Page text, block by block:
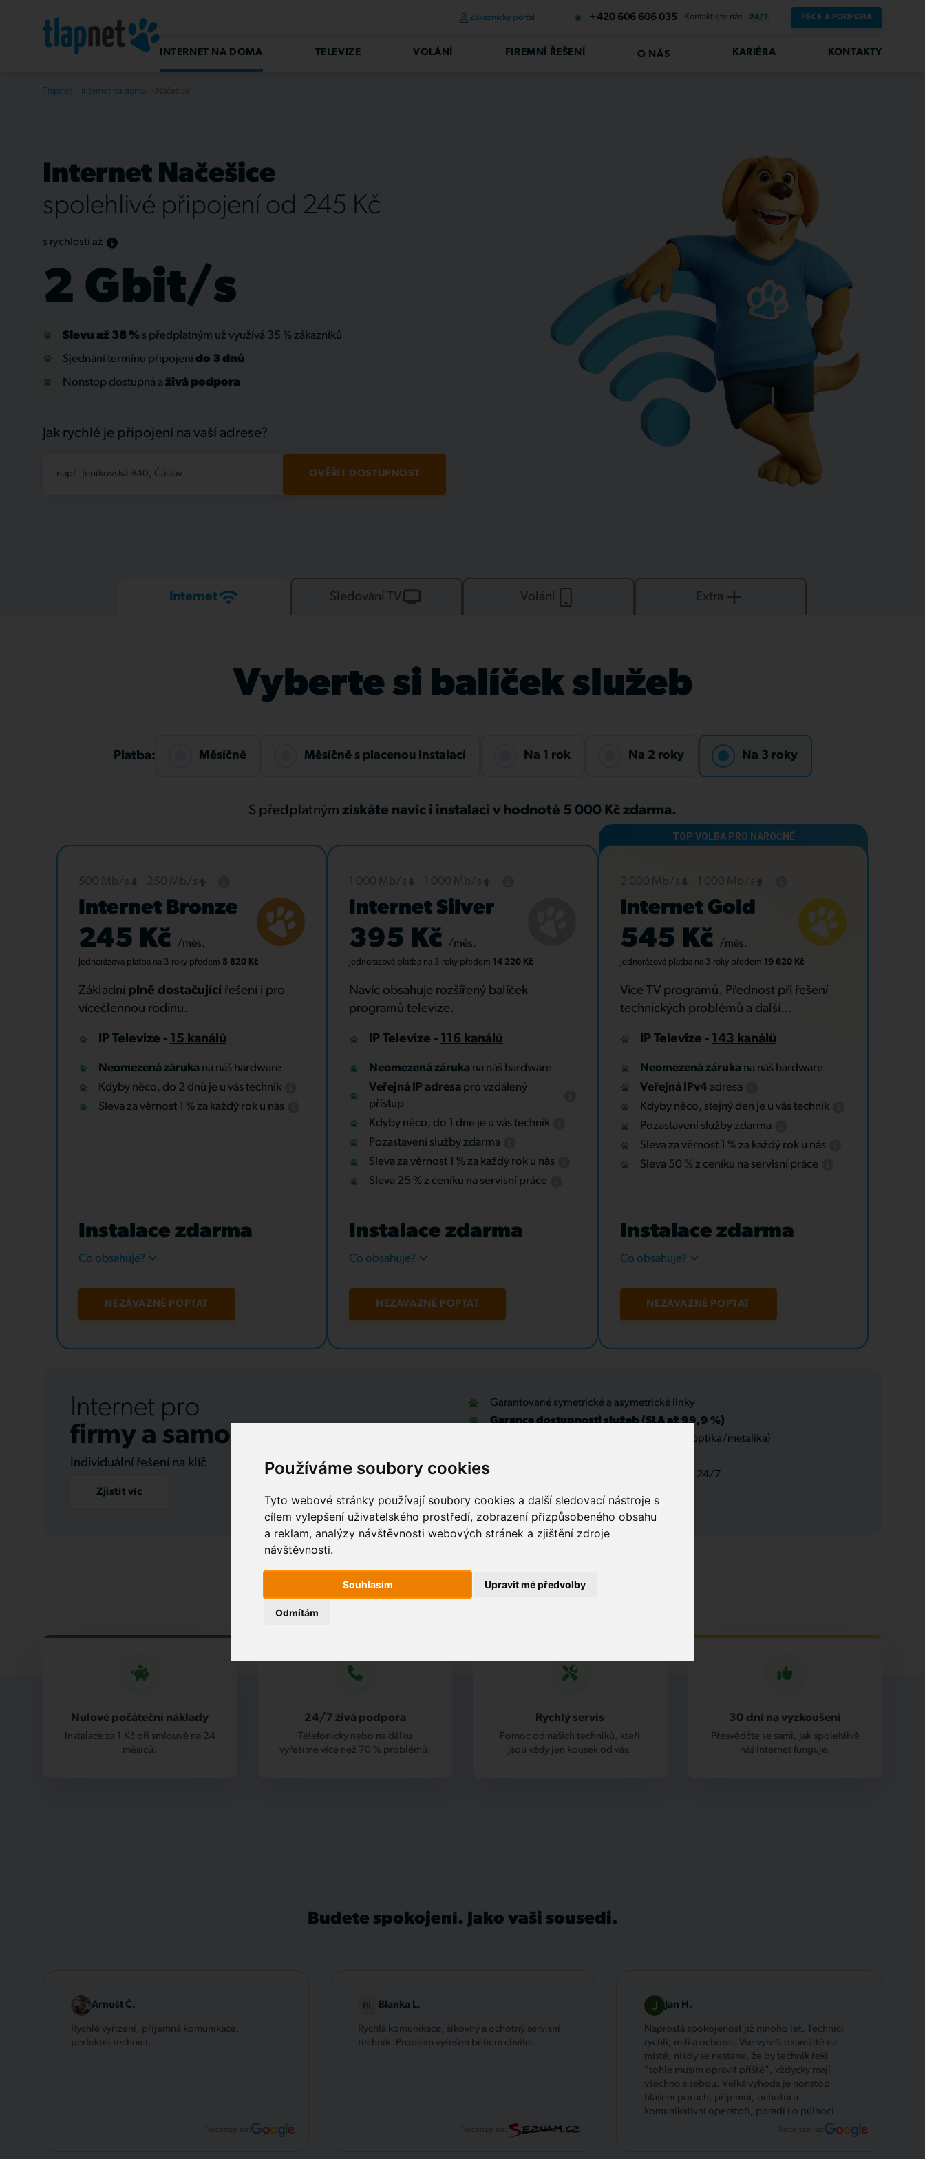
Používáme soubory cookies
Tyto webové stránky používají soubory cookies a další sledovací nástroje s
cílem vylepšení uživatelského prostředí, zobrazení přizpůsobeného obsahu
a reklam, analýzy návštěvnosti webových stránek a zjištění zdroje
návštěvnosti.
Souhlasím
Odmítám
Upravit mé předvolby
Zákaznický portál +420 606 606 035 Kontaktujte nás 24/7 PÉČE A PODPORA
INTERNET NA DOMA TELEVIZE VOLÁNÍ FIREMNÍ ŘEŠENÍ O NÁS KARIÉRA KONTAKTY
Tlapnet Internet na doma
Internet Načešice
spolehlivé připojení od 245 Kč
s rychlostí až
2 Gbit/s
Slevu až 38 % s předplatným už využívá 35 % zákazníků
Sjednání termínu připojení do 3 dnů
Nonstop dostupná a živá podpora
Jak rychlé je připojení na vaší adrese?
např. Jeníkovská 940, Čáslav OVĚŘIT DOSTUPNOST
Internet Sledování TV Volání Extra
Vyberte si balíček služeb
Platba: Měsíčně Měsíčně s placenou instalací Na 1 rok Na 2 roky Na 3 roky
S předplatným získáte navíc i instalaci v hodnotě 5 000 Kč zdarma.
Internet Bronze
245 Kč /měs.
Jednorázová platba na 3 rokypředem 8 820 Kč
Základní plně dostačující řešení i pro
vícečlennou rodinu.
IP Televize - 15 kanálů
Neomezená záruka na náš hardware
Kdyby něco, do 2 dnů je u vás technik
Sleva za věrnost 1 % za každý rok u nás
Instalace zdarma
Co obsahuje?
NEZÁVAZNĚ POPTAT
Internet Silver
395 Kč /měs.
Jednorázová platba na 3 roky předem 14 220 Kč
Navíc obsahuje rozšířený balíček
programů televize.
IP Televize - 116 kanálů
Neomezená záruka na náš hardware
Veřejná IP adresa pro vzdálený
přístup
Kdyby něco, do 1 dne je u vás technik
Pozastavení služby zdarma
Sleva za věrnost 1 % za každý rok u nás
Sleva 25 % z ceníku na servisní práce
Instalace zdarma
Co obsahuje?
NEZÁVAZNĚ POPTAT
Internet Gold
545 Kč /měs.
Jednorázová platba na 3 rokypředem 19 620 Kč
Více TV programů. Přednost při řešení
technických problémů a další...
IP Televize - 143 kanálů
Neomezená záruka na náš hardware
Veřejná IPv4 adresa
Kdyby něco, stejný den je u vás technik
Pozastavení služby zdarma
Sleva za věrnost 1 % za každý rok u nás
Sleva 50 % z ceníku na servisní práce
Instalace zdarma
Co obsahuje?
NEZÁVAZNĚ POPTAT
Internet pro
firmy a samosprávu
Individuální řešení na klíč
Zjistit víc
Garantované symetrické a asymetrické linky
Garance dostupnosti služeb (SLA až 99,9 %)
Optické přípojky a interní datové rozvody (optika/metalika)
IT outsourcing, správa sítí a servis, podpora 24/7
Nulové počáteční náklady
Instalace za 1 Kč při smlouvě na 24
měsíců.
24/7 živá podpora
Telefonicky nebo na dálku
vyřešíme více než 70 % problémů.
Rychlý servis
Pomoc od našich techniků, kteří
jsou vždy jen kousek od vás.
30 dní na vyzkoušení
Přesvědčte se sami, jak spolehlivě
náš internet funguje.
Budete spokojení. Jako vaši sousedi.
Arnošt Č.
Rychlé vyřízení, příjemná komunikace,
perfektní technici.
Blanka L.
Rychlá komunikace, šikovný a ochotný servisní
technik. Problém vyřešen během chvíle.
Jan H.
Naprostá spokojenost již mnoho let. Technici
rychlí, milí a ochotní. Vše vyřeší okamžitě na
místě, nikdy se nestane, že by technik řekl
"tohle musím opravit příště", vždycky mají
všechno s sebou. Velká výhoda je nonstop
hlášení poruch, příjemní, ochotní a
komunikativní operátoři, poradí i o půlnoci.
Recenze na: